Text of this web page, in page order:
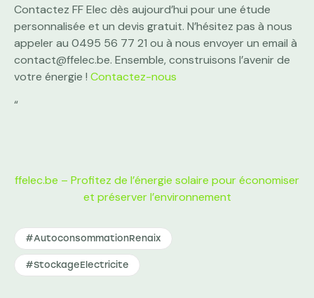
Contactez FF Elec dès aujourd’hui pour une étude
personnalisée et un devis gratuit. N’hésitez pas à nous
appeler au 0495 56 77 21 ou à nous envoyer un email à
contact@ffelec.be. Ensemble, construisons l’avenir de
votre énergie ! Contactez-nous
“
ffelec.be – Profitez de l’énergie solaire pour économiser
et préserver l’environnement
#AutoconsommationRenaix
#StockageElectricite